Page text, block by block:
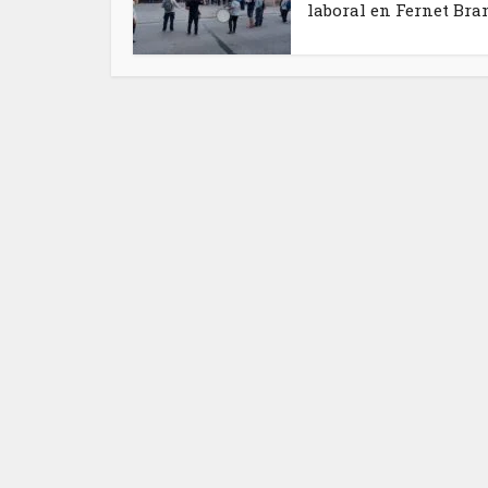
laboral en Fernet